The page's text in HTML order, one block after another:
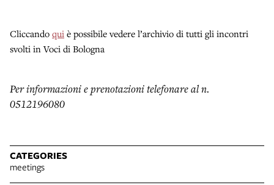
Cliccando qui è possibile vedere l’archivio di tutti gli incontri
svolti in Voci di Bologna
Per informazioni e prenotazioni telefonare al n.
0512196080
CATEGORIES
meetings